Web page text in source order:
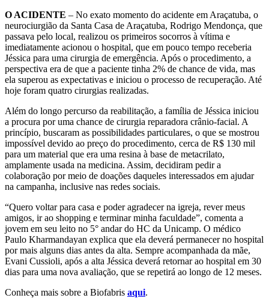
O ACIDENTE – No exato momento do acidente em Araçatuba, o
neurociurgião da Santa Casa de Araçatuba, Rodrigo Mendonça, que
passava pelo local, realizou os primeiros socorros à vítima e
imediatamente acionou o hospital, que em pouco tempo receberia
Jéssica para uma cirurgia de emergência. Após o procedimento, a
perspectiva era de que a paciente tinha 2% de chance de vida, mas
ela superou as expectativas e iniciou o processo de recuperação. Até
hoje foram quatro cirurgias realizadas.
Além do longo percurso da reabilitação, a família de Jéssica iniciou
a procura por uma chance de cirurgia reparadora crânio-facial. A
princípio, buscaram as possibilidades particulares, o que se mostrou
impossível devido ao preço do procedimento, cerca de R$ 130 mil
para um material que era uma resina à base de metacrilato,
amplamente usada na medicina. Assim, decidiram pedir a
colaboração por meio de doações daqueles interessados em ajudar
na campanha, inclusive nas redes sociais.
“Quero voltar para casa e poder agradecer na igreja, rever meus
amigos, ir ao shopping e terminar minha faculdade”, comenta a
jovem em seu leito no 5° andar do HC da Unicamp. O médico
Paulo Kharmandayan explica que ela deverá permanecer no hospital
por mais alguns dias antes da alta. Sempre acompanhada da mãe,
Evani Cussioli, após a alta Jéssica deverá retornar ao hospital em 30
dias para uma nova avaliação, que se repetirá ao longo de 12 meses.
Conheça mais sobre a Biofabris aqui.